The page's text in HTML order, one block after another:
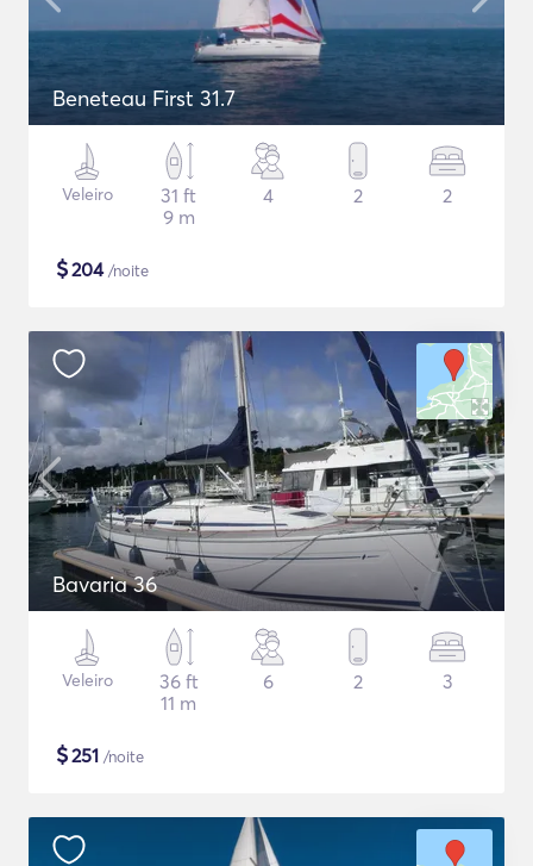
Beneteau First 31.7
Veleiro
31 ft
9 m
4 2 2
$204/noite
Bavaria 36
Veleiro
36 ft
11 m
6 2 3
$251 /noite